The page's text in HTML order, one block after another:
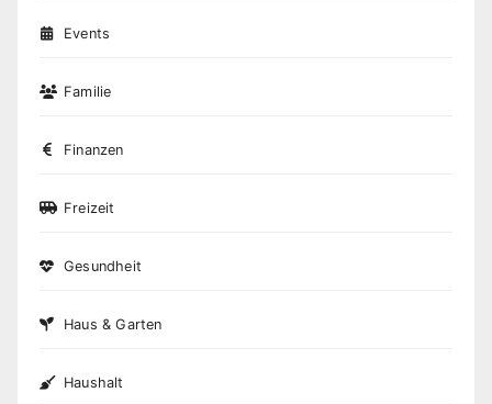
Events
Familie
Finanzen
Freizeit
Gesundheit
Haus & Garten
Haushalt